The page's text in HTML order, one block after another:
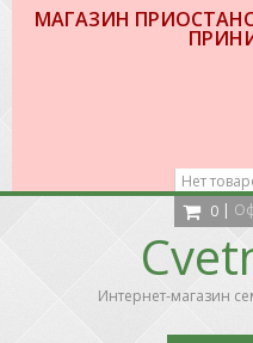
МАГАЗИН
Нет
0 |
Интернет-магазин